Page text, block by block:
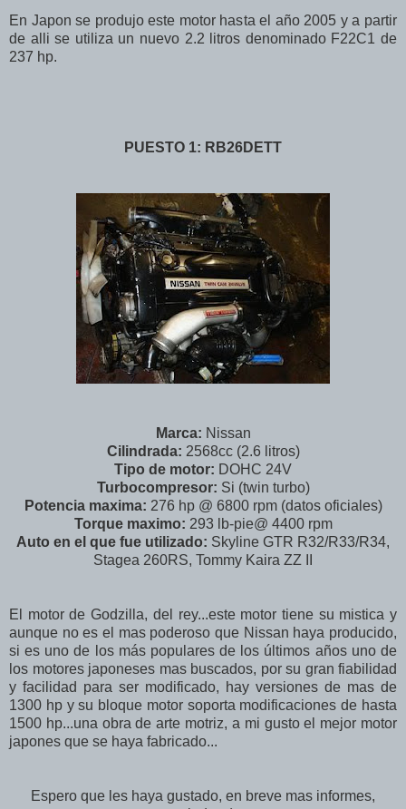
En Japon se produjo este motor hasta el año 2005 y a partir
de alli se utiliza un nuevo 2.2 litros denominado F22C1 de
237 hp.
PUESTO 1: RB26DETT
Marca: Nissan
Cilindrada: 2568cc (2.6 litros)
Tipo de motor: DOHC 24V
Turbocompresor: Si (twin turbo)
Potencia maxima: 276 hp @ 6800 rpm (datos oficiales)
Torque maximo: 293 lb-pie@ 4400 rpm
Auto en el que fue utilizado: Skyline GTR R32/R33/R34,
Stagea 260RS, Tommy Kaira ZZ II
El motor de Godzilla, del rey...este motor tiene su mistica y
aunque no es el mas poderoso que Nissan haya producido,
si es uno de los más populares de los últimos años uno de
los motores japoneses mas buscados, por su gran fiabilidad
y facilidad para ser modificado, hay versiones de mas de
1300 hp y su bloque motor soporta modificaciones de hasta
1500 hp...una obra de arte motriz, a mi gusto el mejor motor
japones que se haya fabricado...
Espero que les haya gustado, en breve mas informes,